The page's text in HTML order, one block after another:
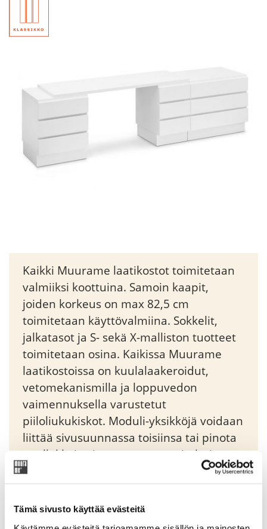
Tämä sivusto käyttää evästeitä
Kaikki Muurame laatikostot toimitetaan
valmiiksi koottuina. Samoin kaapit,
joiden korkeus on max 82,5 cm
toimitetaan käyttövalmiina. Sokkelit,
jalkatasot ja S- sekä X-malliston tuotteet
toimitetaan osina. Kaikissa Muurame
laatikostoissa on kuulalaakeroidut,
vetomekanismilla ja loppuvedon
vaimennuksella varustetut
piiloliukukiskot. Moduli-yksikköjä voidaan
liittää sivusuunnassa toisiinsa tai pinota
päällekkäin sitä varten suunniteltujen
imukuppien avulla.
2273,00
Original
1932,05€
Current